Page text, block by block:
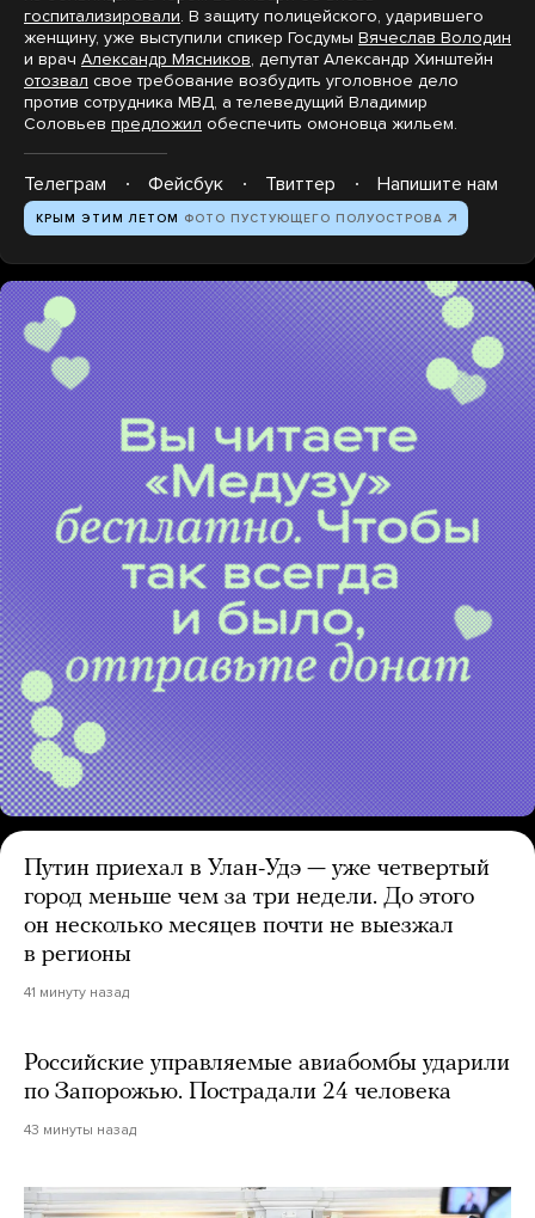
госпитализировали. В защиту полицейского, ударившего
женщину, уже выступили спикер Госдумы Вячеслав Володин
и врач Александр Мясников, депутат Александр Хинштейн
отозвал свое требование возбудить уголовное дело
против сотрудника МВД, а телеведущий Владимир
Соловьев предложил обеспечить омоновца жильем.
Телеграм Фейсбук Твиттер Напишите нам
КРЫМ ЭТИМ ЛЕТОМ ФОТО ПУСТУЮЩЕГО ПОЛУОСТРОВА
Путин приехал в Улан-Удэ — уже четвертый
город меньше чем за три недели. До этого
он несколько месяцев почти не выезжал
в регионы
41 минуту назад
Российские управляемые авиабомбы ударили
по Запорожью. Пострадали 24 человека
43 минуты назад